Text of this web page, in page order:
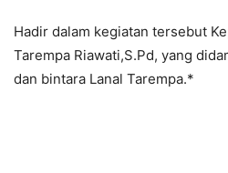
Hadir dalam kegiatan tersebut
Tarempa Riawati,S.Pd, yang
dan bintara Lanal Tarempa.*